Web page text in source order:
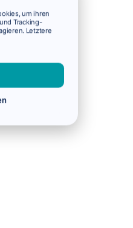
um ihren
Tracking-
Letztere